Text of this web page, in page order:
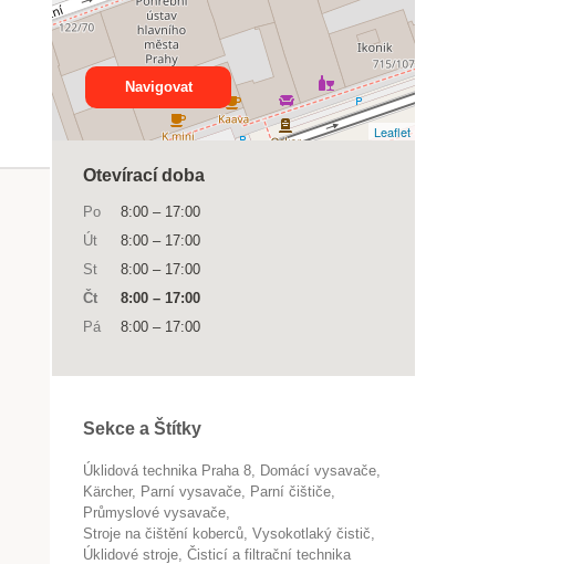
Leaflet
Navigovat
Otevírací doba
Po 8:00 – 17:00
Út
8:00 – 17:00
St
8:00 – 17:00
Čt
8:00 – 17:00
Pá
8:00 – 17:00
Sekce a Štítky
Úklidová technika Praha 8
domácí vysavače
Kärcher
parní vysavače
parní čištiče
průmyslové vysavače
stroje na čištění koberců
vysokotlaký čistič
úklidové stroje
Čisticí a filtrační technika